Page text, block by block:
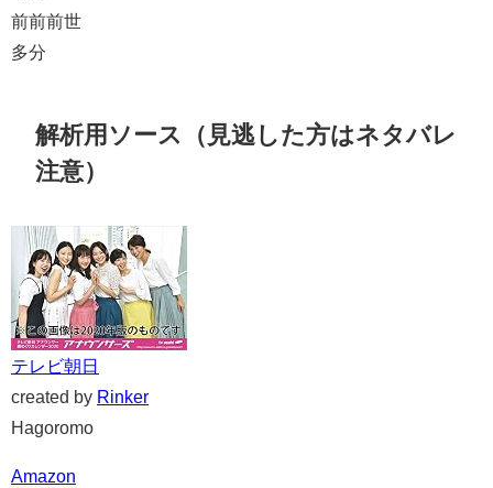
前前前世
多分
解析用ソース（見逃した方はネタバレ
注意）
テレビ朝日
created by Rinker
Hagoromo
Amazon